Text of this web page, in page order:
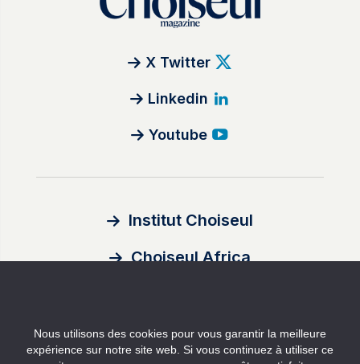
X Twitter
Linkedin
Youtube
Institut Choiseul
Choiseul Africa
Auteurs
Nous utilisons des cookies pour vous garantir la meilleure
expérience sur notre site web. Si vous continuez à utiliser ce